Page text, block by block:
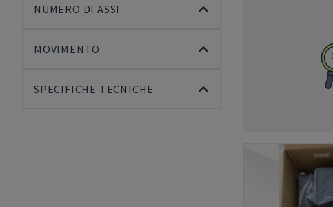
NUMERO DI ASSI
MOVIMENTO
SPECIFICHE TECNICHE